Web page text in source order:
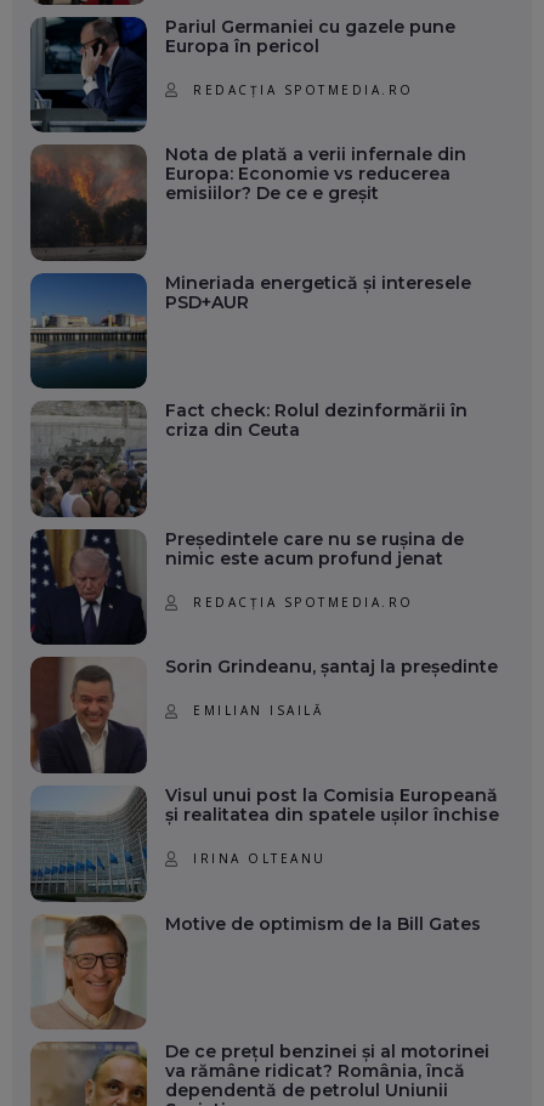
Pariul Germaniei cu gazele pune
Europa în pericol
REDACȚIA SPOTMEDIA.RO
Nota de plată a verii infernale din
Europa: Economie vs reducerea
emisiilor? De ce e greșit
Mineriada energetică și interesele
PSD+AUR
Fact check: Rolul dezinformării în
criza din Ceuta
Președintele care nu se rușina de
nimic este acum profund jenat
REDACȚIA SPOTMEDIA.RO
Sorin Grindeanu, șantaj la președinte
EMILIAN ISAILĂ
Visul unui post la Comisia Europeană
și realitatea din spatele ușilor închise
IRINA OLTEANU
Motive de optimism de la Bill Gates
De ce prețul benzinei și al motorinei
va rămâne ridicat? România, încă
dependentă de petrolul Uniunii